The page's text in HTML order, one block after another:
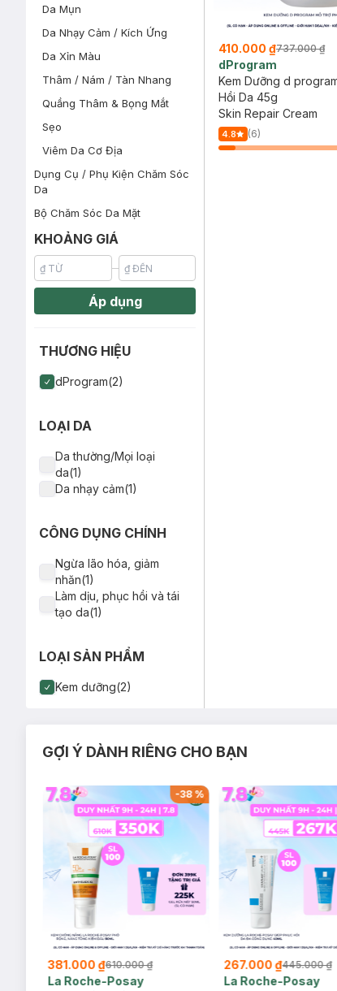
Da Mụn
Da Nhạy Cảm / Kích Ứng
Da Xỉn Màu
Thâm / Nám / Tàn Nhang
Quầng Thâm & Bọng Mắt
Sẹo
Viêm Da Cơ Địa
Dụng Cụ / Phụ Kiện Chăm Sóc
Da
Bộ Chăm Sóc Da Mặt
KHOẢNG GIÁ
Áp dụng
THƯƠNG HIỆU
dProgram(2)
LOẠI DA
Da thường/Mọi loại
da(1)
Da nhạy cảm(1)
CÔNG DỤNG CHÍNH
Ngừa lão hóa, giảm
nhăn(1)
Làm dịu, phục hồi và tái
tạo da(1)
LOẠI SẢN PHẨM
Kem dưỡng(2)
410.000 ₫737.000 ₫
dProgram
Kem Dưỡng d
Hồi Da 45g
Skin Repair Cream
4.8 (6)
GỢI Ý DÀNH RIÊNG CHO BẠN
-38%
381.000 ₫610.000 ₫
La Roche-Posay
267.000 ₫445.000 ₫
La Roche-Posay